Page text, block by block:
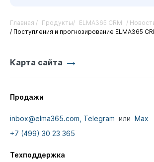
Главная / Продукты/ ELMA365 CRM
/
/ Поступления и прогнозирование ELMA365
Карта сайта
Продажи
inbox@elma365.com, Telegram или Max
+7 (499) 30 23 365
Техподдержка